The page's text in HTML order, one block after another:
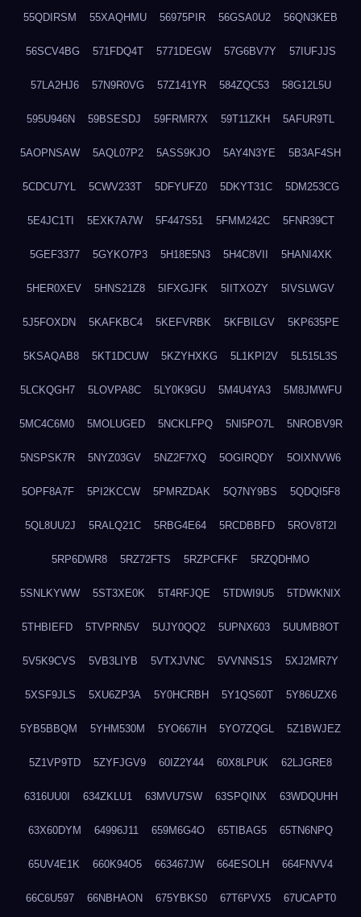
55QDIRSM 55XAQHMU 56975PIR 56GSA0U2 56QN3KEB
56SCV4BG 571FDQ4T 5771DEGW 57G6BV7Y 57IUFJJS
57LA2HJ6 57N9R0VG 57Z141YR 584ZQC53 58G12L5U
595U946N 59BSESDJ 59FRMR7X 59T11ZKH 5AFUR9TL
5AOPNSAW 5AQL07P2 5ASS9KJO 5AY4N3YE 5B3AF4SH
5CDCU7YL 5CWV233T 5DFYUFZ0 5DKYT31C 5DM253CG
5E4JC1TI 5EXK7A7W 5F447S51 5FMM242C 5FNR39CT
5GEF3377 5GYKO7P3 5H18E5N3 5H4C8VII 5HANI4XK
5HER0XEV 5HNS21Z8 5IFXGJFK 5IITXOZY 5IVSLWGV
5J5FOXDN 5KAFKBC4 5KEFVRBK 5KFBILGV 5KP635PE
5KSAQAB8 5KT1DCUW 5KZYHXKG 5L1KPI2V 5L515L3S
5LCKQGH7 5LOVPA8C 5LY0K9GU 5M4U4YA3 5M8JMWFU
5MC4C6M0 5MOLUGED 5NCKLFPQ 5NI5PO7L 5NROBV9R
5NSPSK7R 5NYZ03GV 5NZ2F7XQ 5OGIRQDY 5OIXNVW6
5OPF8A7F 5PI2KCCW 5PMRZDAK 5Q7NY9BS 5QDQI5F8
5QL8UU2J 5RALQ21C 5RBG4E64 5RCDBBFD 5ROV8T2I
5RP6DWR8 5RZ72FTS 5RZPCFKF 5RZQDHMO
5SNLKYWW 5ST3XE0K 5T4RFJQE 5TDWI9U5 5TDWKNIX
5THBIEFD 5TVPRN5V 5UJY0QQ2 5UPNX603 5UUMB8OT
5V5K9CVS 5VB3LIYB 5VTXJVNC 5VVNNS1S 5XJ2MR7Y
5XSF9JLS 5XU6ZP3A 5Y0HCRBH 5Y1QS60T 5Y86UZX6
5YB5BBQM 5YHM530M 5YO667IH 5YO7ZQGL 5Z1BWJEZ
5Z1VP9TD 5ZYFJGV9 60IZ2Y44 60X8LPUK 62LJGRE8
6316UU0I 634ZKLU1 63MVU7SW 63SPQINX 63WDQUHH
63X60DYM 64996J11 659M6G4O 65TIBAG5 65TN6NPQ
65UV4E1K 660K94O5 663467JW 664ESOLH 664FNVV4
66C6U597 66NBHAON 675YBKS0 67T6PVX5 67UCAPT0